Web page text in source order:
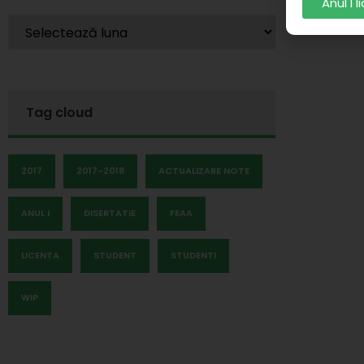
Tag cloud
2017 2017-2018 ACTUALIZARE NOTE
ANUL I DISERTATIE FEAA
LICENTA STUDENT STUDENTI
WIP